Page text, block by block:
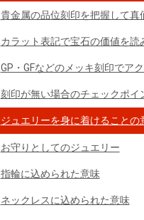
貴金属の品位刻印を把握して真
カラット表記で宝石の価値を読
GP・GFなどのメッキ刻印でア
刻印が無い場合のチェックポイ
ジュエリーを身に着けることの
お守りとしてのジュエリー
指輪に込められた意味
ネックレスに込められた意味